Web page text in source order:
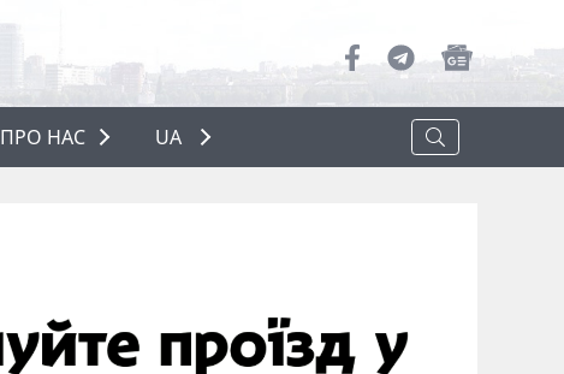
ПРО НАС
ПРО НАС
UA